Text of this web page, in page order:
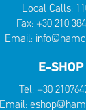
Local Calls:
Fax: +30 210
Email:
E-SHOP
Tel: +30
Email: